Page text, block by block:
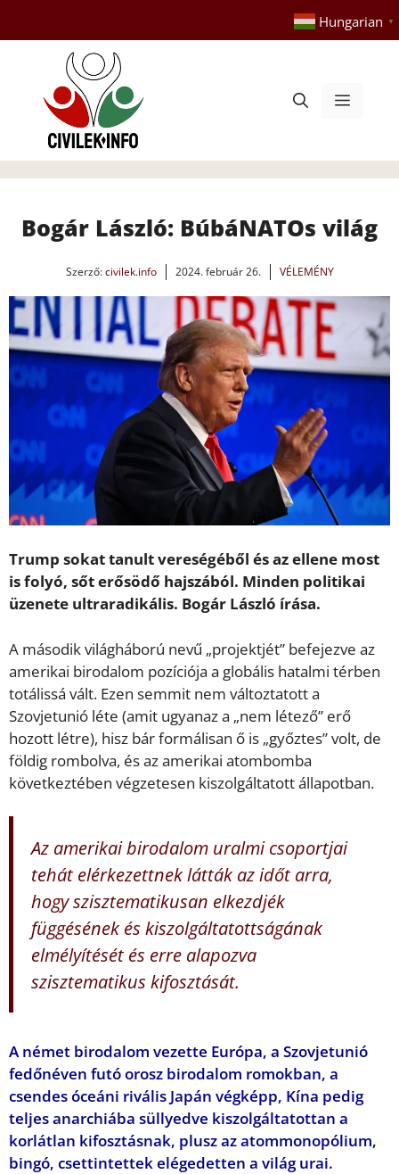
tartalomba
Hungarian ▼
Menü
Bogár László: BúbáNATOs világ
Szerző:civilek.info 2024. február 26. VÉLEMÉNY
Trump sokat tanult vereségéből és az ellene most
is folyó, sőt erősödő hajszából. Minden politikai
üzenete ultraradikális. Bogár László írása.
A második világháború nevű „projektjét” befejezve az
amerikai birodalom pozíciója a globális hatalmi térben
totálissá vált. Ezen semmit nem változtatott a
Szovjetunió léte (amit ugyanaz a „nem létező” erő
hozott létre), hisz bár formálisan ő is „győztes” volt, de
földig rombolva, és az amerikai atombomba
következtében végzetesen kiszolgáltatott állapotban.
Az amerikai birodalom uralmi csoportjai
tehát elérkezettnek látták az időt arra,
hogy szisztematikusan elkezdjék
függésének és kiszolgáltatottságának
elmélyítését és erre alapozva
szisztematikus kifosztását.
A német birodalom vezette Európa, a Szovjetunió
fedőnéven futó orosz birodalom romokban, a
csendes óceáni rivális Japán végképp, Kína pedig
teljes anarchiába süllyedve kiszolgáltatottan a
korlátlan kifosztásnak, plusz az atommonopólium,
bingó, csettintettek elégedetten a világ urai.